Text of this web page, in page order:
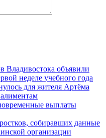
Владивостока объявили
неделе учебного года
для жителя Артёма
выплаты
собиравших данные
организации